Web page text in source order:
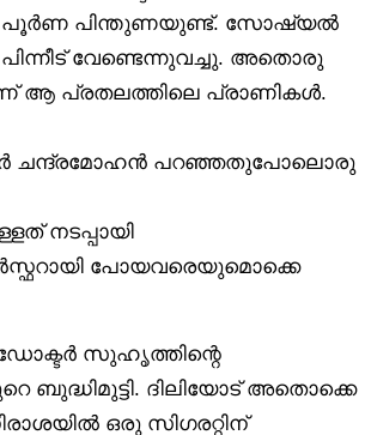
പൂർണ പിന്തുണയുണ്ട്. സോഷ്യൽ
പിന്നീട് വേണ്ടെന്നുവച്ചു. അതൊരു
ആ പ്രതലത്തിലെ പ്രാണികൾ.
ചന്ദ്രമോഹൻ പറഞ്ഞതുപോലൊരു
നടപ്പായി
പോയവരെയുമൊക്കെ
ഡോക്ടർ സുഹൃത്തിന്റെ
ബുദ്ധിമുട്ടി. ദിലിയോട് അതൊക്കെ
ഒരു സിഗരറ്റിന്